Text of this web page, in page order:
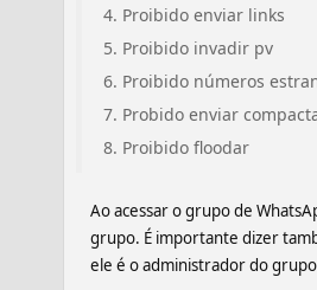
Proibido enviar links
Proibido invadir pv
Proibido números
Probido enviar
Proibido floodar
Ao acessar o grupo de
grupo. É importante dizer
ele é o administrador do